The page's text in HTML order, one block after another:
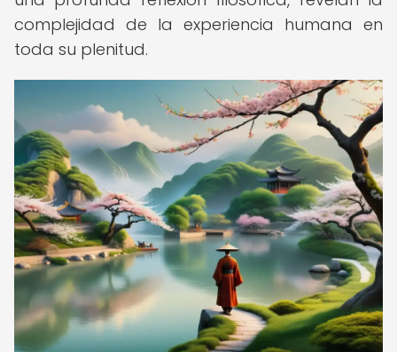
complejidad de la experiencia humana en
toda su plenitud.